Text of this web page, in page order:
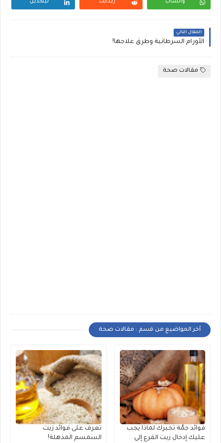
واتساب ريدايت لينكدين
المقال التالي
الأورام السرطانية وطرق علاجها!
مقالات صحة
أخر المواضيع من قسم : مقالات صحة
فوائد جمّة تُخبرك لماذا يجب
عليك إدخال زيت القرع إلى
تعرف على فوائد زيت
السمسم المذهلة!